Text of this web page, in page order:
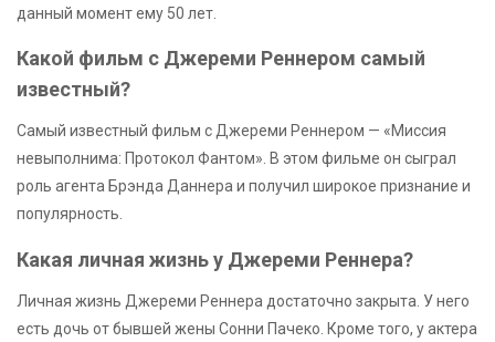
данный момент ему 50 лет.
Какой фильм с Джереми Реннером самый
известный?
Самый известный фильм с Джереми Реннером — «Миссия
невыполнима: Протокол Фантом». В этом фильме он сыграл
роль агента Брэнда Даннера и получил широкое признание и
популярность.
Какая личная жизнь у Джереми Реннера?
Личная жизнь Джереми Реннера достаточно закрыта. У него
есть дочь от бывшей жены Сонни Пачеко. Кроме того, у актера